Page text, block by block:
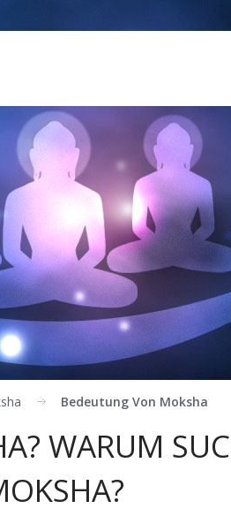
Bedeutung Von Moksha
WARUM